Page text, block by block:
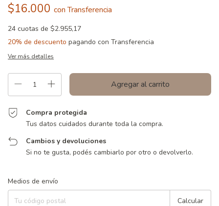
$16.000 con Transferencia
24 cuotas de $2.955,17
20% de descuento pagando con Transferencia
Ver más detalles
Compra protegida
Tus datos cuidados durante toda la compra.
Cambios y devoluciones
Si no te gusta, podés cambiarlo por otro o devolverlo.
Entregas para el CP:
Medios de envío
Calcular